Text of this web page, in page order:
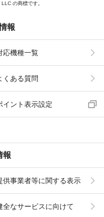
の商標です。
報
応機種一覧
くある質問
イント表示設定
報
供事業者等に関する表示
全なサービスに向けて